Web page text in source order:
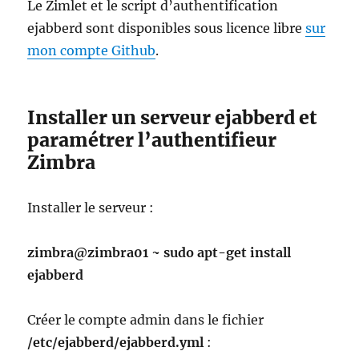
Le Zimlet et le script d’authentification
ejabberd sont disponibles sous licence libresur
mon compte Github.
Installer un serveur ejabberd et
paramétrer l’authentifieur
Zimbra
Installer le serveur :
zimbra@zimbra01 ~ sudo apt-get install
ejabberd
Créer le compte admin dans le fichier
/etc/ejabberd/ejabberd.yml :